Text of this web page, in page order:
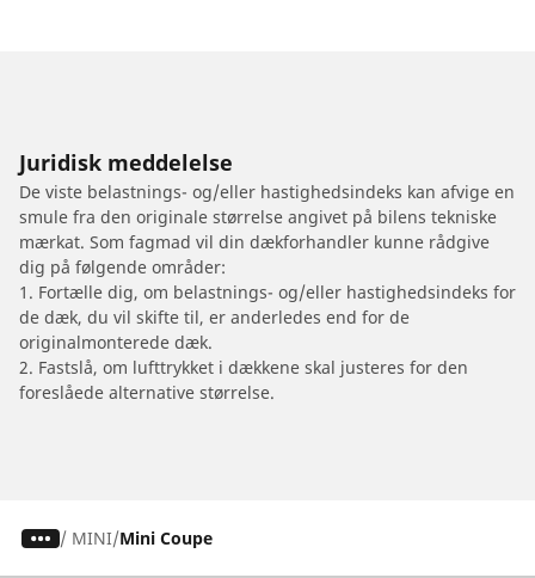
Juridisk meddelelse
De viste belastnings- og/eller hastighedsindeks kan afvige en
smule fra den originale størrelse angivet på bilens tekniske
mærkat. Som fagmad vil din dækforhandler kunne rådgive
dig på følgende områder:
1. Fortælle dig, om belastnings- og/eller hastighedsindeks for
de dæk, du vil skifte til, er anderledes end for de
originalmonterede dæk.
2. Fastslå, om lufttrykket i dækkene skal justeres for den
foreslåede alternative størrelse.
/ MINI Mini Coupe